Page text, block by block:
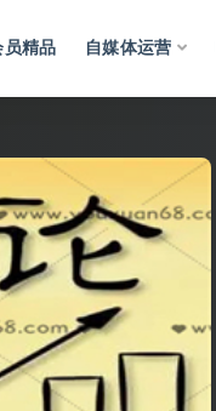
员精品 自媒体运营